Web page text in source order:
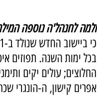
ולמה לחנהל'ה נוספה
בכל ימות השנה. תפוזים
החלוצים; עולים יקים
אפרים קישון, ה-הונגרי